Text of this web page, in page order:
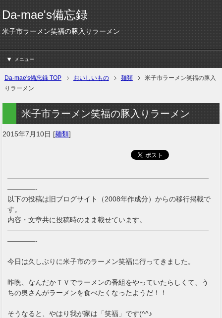
Da-mae's備忘録
米子市ラーメン笑福の豚入りラーメン
メニュー
Da-mae's備忘録 TOP おいしいもの 麺類
米子市ラーメン笑福の豚入
りラーメン
米子市ラーメン笑福の豚入りラーメン
2015年7月10日 [麺類]
—————————————————————————————
————-
以下の投稿は旧ブログサイト（2008年作成分）からの移行掲載で
す。
内容・文章共に投稿時のまま載せています。
—————————————————————————————
————-
今日は久しぶりに米子市のラーメン笑福に行ってきました。
昨晩、なんだかＴＶでラーメンの番組をやっていたらしくて、う
ちの奥さんがラーメンを食べたくなったようだ！！
そうなると、やはり我が家は「笑福」です(^^♪